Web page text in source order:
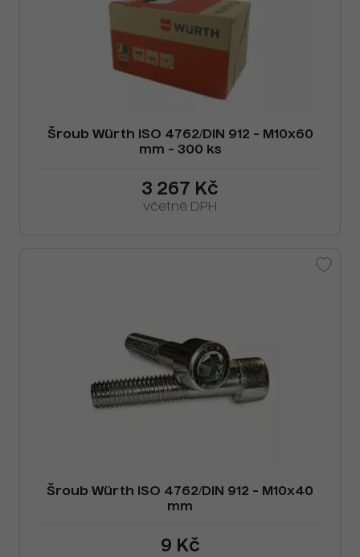
Šroub Würth ISO 4762/DIN 912 - M10x60
mm - 300 ks
3 267 Kč
včetně DPH
Šroub Würth ISO 4762/DIN 912 - M10x40
mm
9 Kč